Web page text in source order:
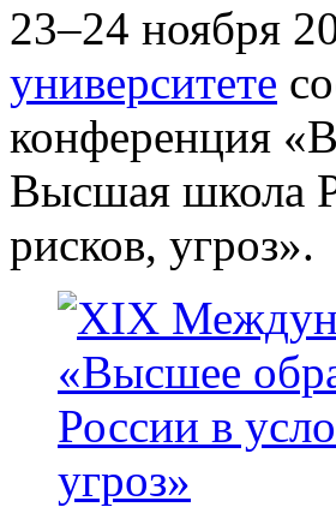
23–24 ноября
университете
конференция
Высшая школа
рисков, угроз».